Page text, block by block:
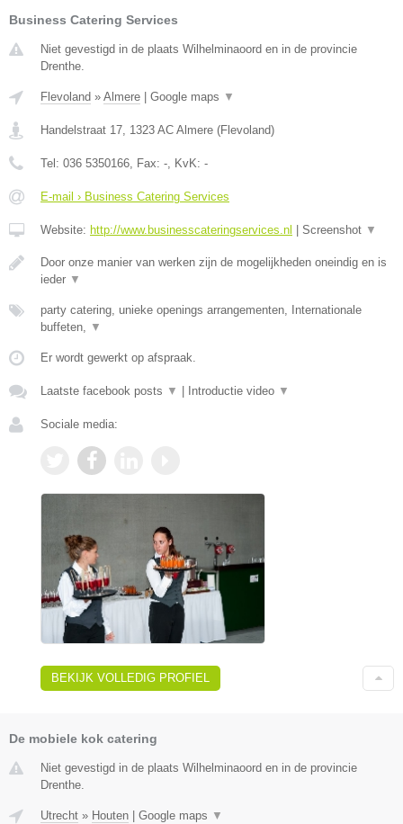
Business Catering Services
Niet gevestigd in de plaats Wilhelminaoord en in de provincie
Drenthe.
Flevoland » Almere Google maps ▼
Handelstraat 17, 1323 AC Almere (Flevoland)
Tel: 036 5350166, Fax: -, KvK: -
E-mail › Business Catering Services
Website: http://www.businesscateringservices.nl Screenshot ▼
Door onze manier van werken zijn de mogelijkheden oneindig en is
ieder ▼
party catering, unieke openings arrangementen, Internationale
buffeten, ▼
Er wordt gewerkt op afspraak.
Laatste facebook posts ▼ Introductie video ▼
Sociale media:
BEKIJK VOLLEDIG PROFIEL
De mobiele kok catering
Niet gevestigd in de plaats Wilhelminaoord en in de provincie
Drenthe.
Utrecht » Houten Google maps ▼